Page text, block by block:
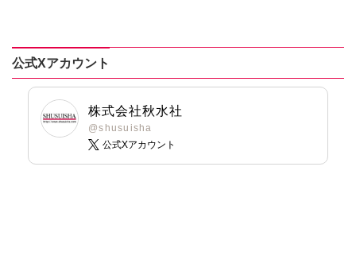
ただまさひろ
まつうらゆうこ
公式Xアカウント
株式会社秋水社
@shusuisha
公式Xアカウント